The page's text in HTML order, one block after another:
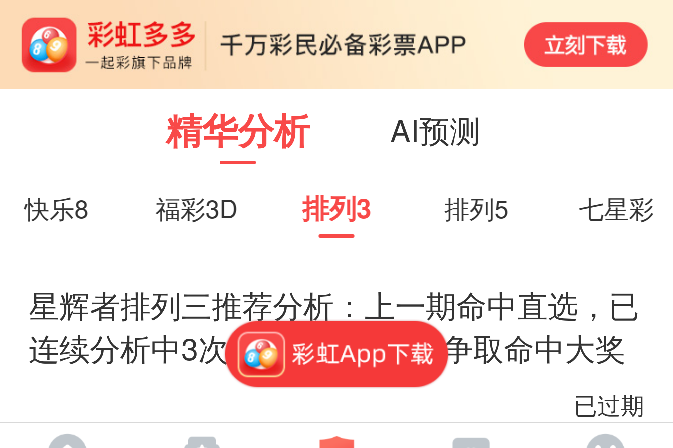
精华分析 AI预测
快乐8 福彩3D 排列3 排列5 七星彩
星辉者排列三推荐分析：上一期命中直选，已
连续分析中3次，本期直选选号争取命中大奖
已过期